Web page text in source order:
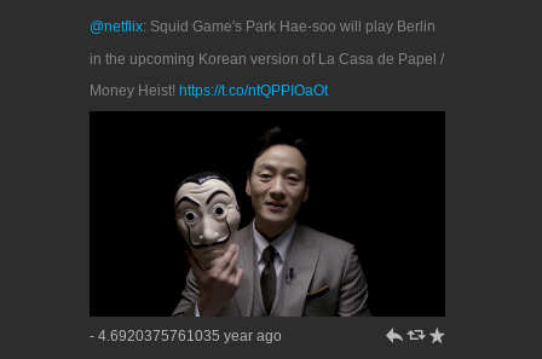
@netflix: Squid Game's Park Hae-soo will play Berlin
in the upcoming Korean version of La Casa de Papel /
Money Heist! https://t.co/ntQPPIOaOt
- 4.6920375761035 year ago h J R